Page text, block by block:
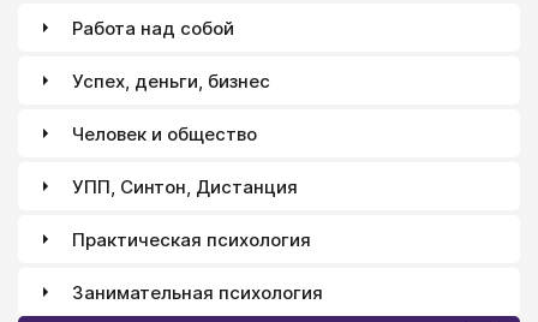
Работа над собой
Успех, деньги, бизнес
Человек и общество
УПП, Синтон, Дистанция
Практическая психология
Занимательная психология